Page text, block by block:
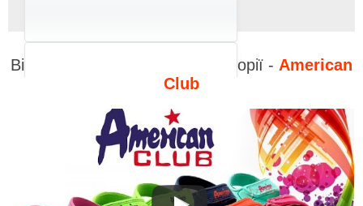
Артикул: 468/21
Відео до інших товарів з категорії - American
Club